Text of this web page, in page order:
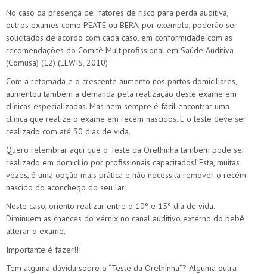
No caso da presença de fatores de risco para perda auditiva,
outros exames como PEATE ou BERA, por exemplo, poderão ser
solicitados de acordo com cada caso, em conformidade com as
recomendações do Comitê Multiprofissional em Saúde Auditiva
(Comusa) (12) (LEWIS, 2010)
Com a retomada e o crescente aumento nos partos domiciliares,
aumentou também a demanda pela realização deste exame em
clínicas especializadas. Mas nem sempre é fácil encontrar uma
clínica que realize o exame em recém nascidos. E o teste deve ser
realizado com até 30 dias de vida.
Quero relembrar aqui que o Teste da Orelhinha também pode ser
realizado em domicílio por profissionais capacitados! Esta, muitas
vezes, é uma opção mais prática e não necessita remover o recém
nascido do aconchego do seu lar.
Neste caso, oriento realizar entre o 10º e 15º dia de vida.
Diminuem as chances do vérnix no canal auditivo externo do bebê
alterar o exame.
Importante é fazer!!!
Tem alguma dúvida sobre o “Teste da Orelhinha”? Alguma outra